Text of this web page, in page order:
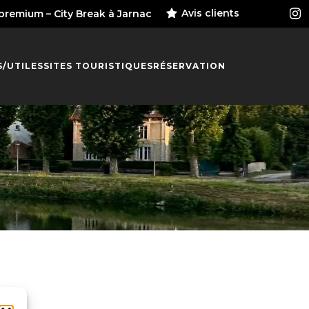
– City Break à Jarnac Avis clients
UTILESSITES TOURISTIQUESRÉSERVATION